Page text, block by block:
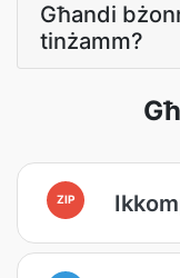
Għandi
tinżamm?
ZIP